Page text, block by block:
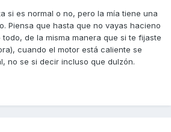
si es normal o no, pero la mía tiene una
Piensa que hasta que no vayas hacieno
de la misma manera que si te fijaste
cuando el motor está caliente se
no se si decir incluso que dulzón.